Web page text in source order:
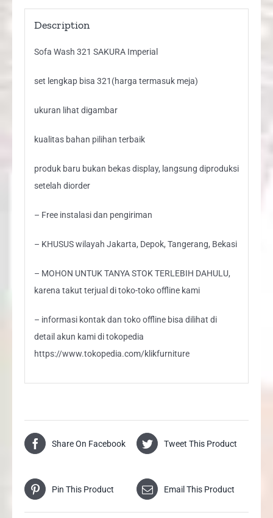
Description
Sofa Wash 321 SAKURA Imperial
set lengkap bisa 321(harga termasuk meja)
ukuran lihat digambar
kualitas bahan pilihan terbaik
produk baru bukan bekas display, langsung diproduksi
setelah diorder
– Free instalasi dan pengiriman
– KHUSUS wilayah Jakarta, Depok, Tangerang, Bekasi
– MOHON UNTUK TANYA STOK TERLEBIH DAHULU,
karena takut terjual di toko-toko offline kami
– informasi kontak dan toko offline bisa dilihat di
detail akun kami di tokopedia
https://www.tokopedia.com/klikfurniture
Share On Facebook Tweet This Product
Pin This Product Email This Product